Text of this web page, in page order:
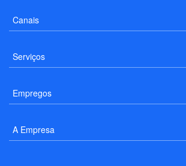
Canais
Serviços
Empregos
A Empresa